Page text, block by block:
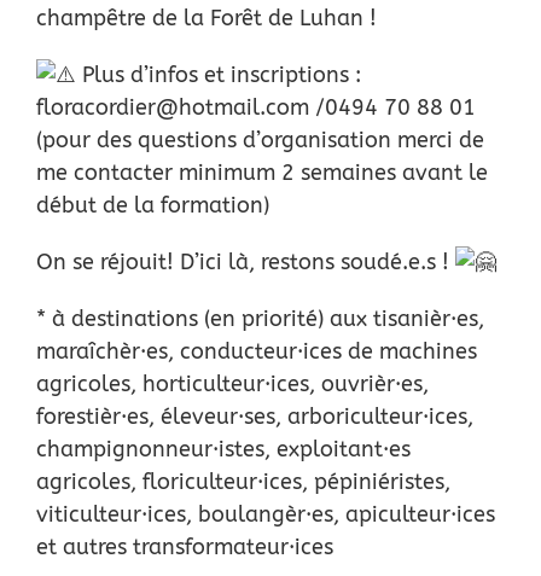
champêtre de la Forêt de Luhan !
Plus d’infos et inscriptions :
floracordier@hotmail.com /0494 70 88 01
(pour des questions d’organisation merci de
me contacter minimum 2 semaines avant le
début de la formation)
On se réjouit! D’ici là, restons soudé.e.s !
* à destinations (en priorité) aux tisanièr·es,
maraîchèr·es, conducteur·ices de machines
agricoles, horticulteur·ices, ouvrièr·es,
forestièr·es, éleveur·ses, arboriculteur·ices,
champignonneur·istes, exploitant·es
agricoles, floriculteur·ices, pépiniéristes,
viticulteur·ices, boulangèr·es, apiculteur·ices
et autres transformateur·ices